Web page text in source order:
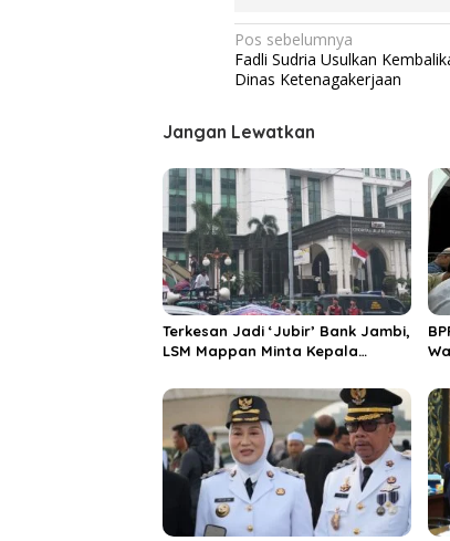
N
a
i
g
a
s
i
p
o
s
Pos sebelumnya
Fadli Sudria Usulkan
Dinas Ketenagakerjaan
Jangan Lewatkan
Terkesan Jadi ‘Jubir’ Bank Jambi,
LSM Mappan Minta Kepala
Dicopot